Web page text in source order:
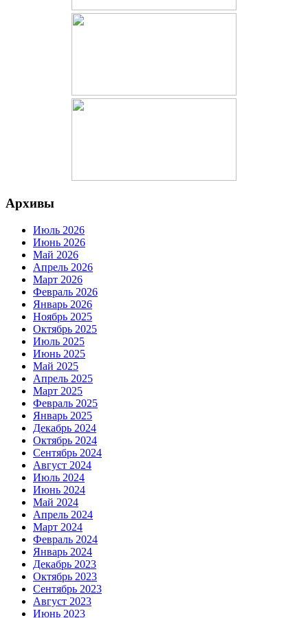
Архивы
Июль 2026
Июнь 2026
Май 2026
Апрель 2026
Март 2026
Февраль 2026
Январь 2026
Ноябрь 2025
Октябрь 2025
Июль 2025
Июнь 2025
Май 2025
Апрель 2025
Март 2025
Февраль 2025
Январь 2025
Декабрь 2024
Октябрь 2024
Сентябрь 2024
Август 2024
Июль 2024
Июнь 2024
Май 2024
Апрель 2024
Март 2024
Февраль 2024
Январь 2024
Декабрь 2023
Октябрь 2023
Сентябрь 2023
Август 2023
Июнь 2023